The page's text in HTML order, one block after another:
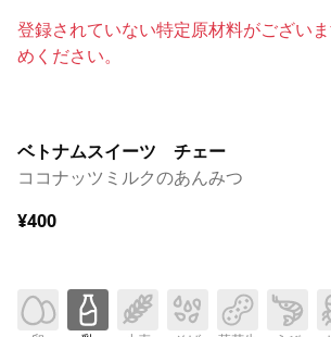
登録されていない特定原材料がござい
めください。
ベトナムスイーツ チェー
ココナッツミルクのあんみつ
¥400